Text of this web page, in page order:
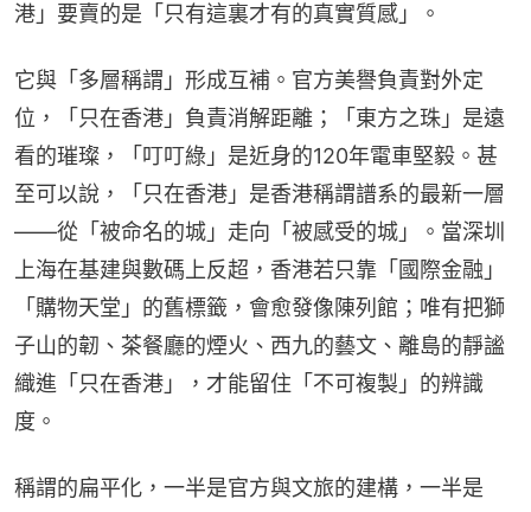
港」要賣的是「只有這裏才有的真實質感」。
它與「多層稱謂」形成互補。官方美譽負責對外定
位，「只在香港」負責消解距離；「東方之珠」是遠
看的璀璨，「叮叮綠」是近身的120年電車堅毅。甚
至可以說，「只在香港」是香港稱謂譜系的最新一層
——從「被命名的城」走向「被感受的城」。當深圳
上海在基建與數碼上反超，香港若只靠「國際金融」
「購物天堂」的舊標籤，會愈發像陳列館；唯有把獅
子山的韌、茶餐廳的煙火、西九的藝文、離島的靜謐
織進「只在香港」，才能留住「不可複製」的辨識
度。
稱謂的扁平化，一半是官方與文旅的建構，一半是